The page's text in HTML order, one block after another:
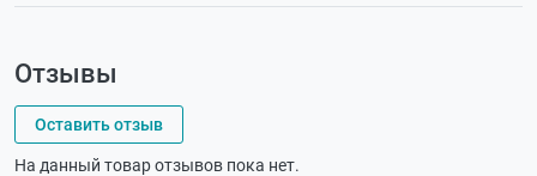
Отзывы
Оставить отзыв
На данный товар отзывов пока нет.